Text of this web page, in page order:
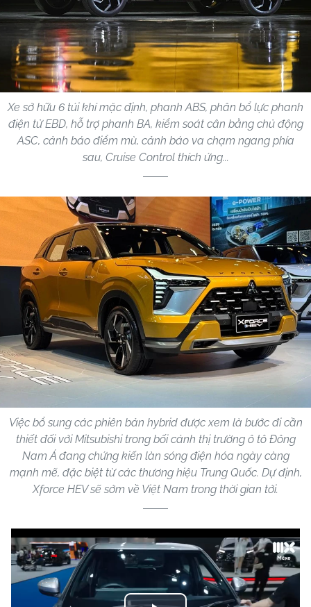
Xe sở hữu 6 túi khí mặc định, phanh ABS, phân bổ lực phanh
điện tử EBD, hỗ trợ phanh BA, kiểm soát cân bằng chủ động
ASC, cảnh báo điểm mù, cảnh báo va chạm ngang phía
sau, Cruise Control thích ứng...
Việc bổ sung các phiên bản hybrid được xem là bước đi cần
thiết đối với Mitsubishi trong bối cảnh thị trường ô tô Đông
Nam Á đang chứng kiến làn sóng điện hóa ngày càng
mạnh mẽ, đặc biệt từ các thương hiệu Trung Quốc. Dự định,
Xforce HEV sẽ sớm về Việt Nam trong thời gian tới.